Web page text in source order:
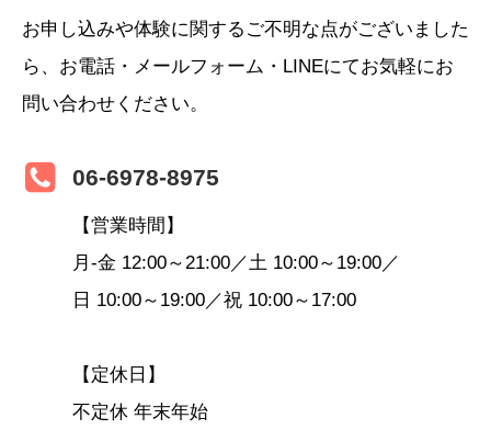
お申し込みや体験に関するご不明な点がございました
ら、お電話・メールフォーム・LINEにてお気軽にお
問い合わせください。
06-6978-8975
【営業時間】
月-金 12:00～21:00／土 10:00～19:00／
日 10:00～19:00／祝 10:00～17:00
【定休日】
不定休 年末年始